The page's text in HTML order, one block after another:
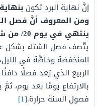
إنَّ نهاية البرد تكون
ومن المعروف أنَّ فصل
ينتهي في يوم 20/ من شهر مارس آذار/ من عام 2025،
يتّصف فصل الشتاء بشكل
المنخفضة وخاصَّة في
الربيع الذي يُعد فصلًا
بالارتفاع يومًا بعد يوم،
فصول السنة حرارة.[1]